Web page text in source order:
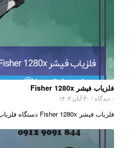
فلزیاب فیشر Fisher 1280x
۰ دیدگاه / ۳۰ آبان ۱۴۰۳
فلزیاب فیشر Fisher 1280x دستگاه فلزیاب فیشر Fisher 1280x فلز…